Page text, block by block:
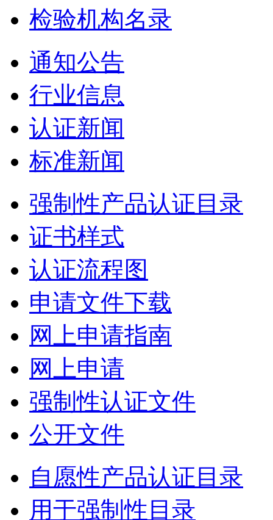
检验机构名录
通知公告
行业信息
认证新闻
标准新闻
强制性产品认证目录
证书样式
认证流程图
申请文件下载
网上申请指南
网上申请
强制性认证文件
公开文件
自愿性产品认证目录
用于强制性目录